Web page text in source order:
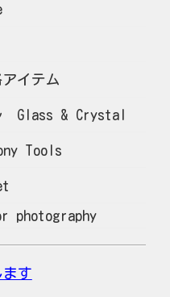
イテム
Glass & Crystal
Tools
photography
す